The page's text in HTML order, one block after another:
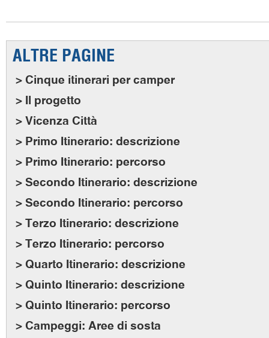
ALTRE PAGINE
> Cinque itinerari per camper
> Il progetto
> Vicenza Città
> Primo Itinerario: descrizione
> Primo Itinerario: percorso
> Secondo Itinerario: descrizione
> Secondo Itinerario: percorso
> Terzo Itinerario: descrizione
> Terzo Itinerario: percorso
> Quarto Itinerario: descrizione
> Quinto Itinerario: descrizione
> Quinto Itinerario: percorso
> Campeggi: Aree di sosta